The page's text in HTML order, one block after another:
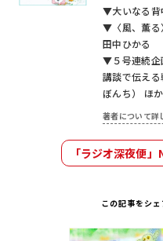
▼大いなる背
▼〈風、薫る
田中ひかる
▼５号連続企
講談で伝え
ぼんち） ほか
著者について詳
「ラジオ深夜便
この記事をシェ